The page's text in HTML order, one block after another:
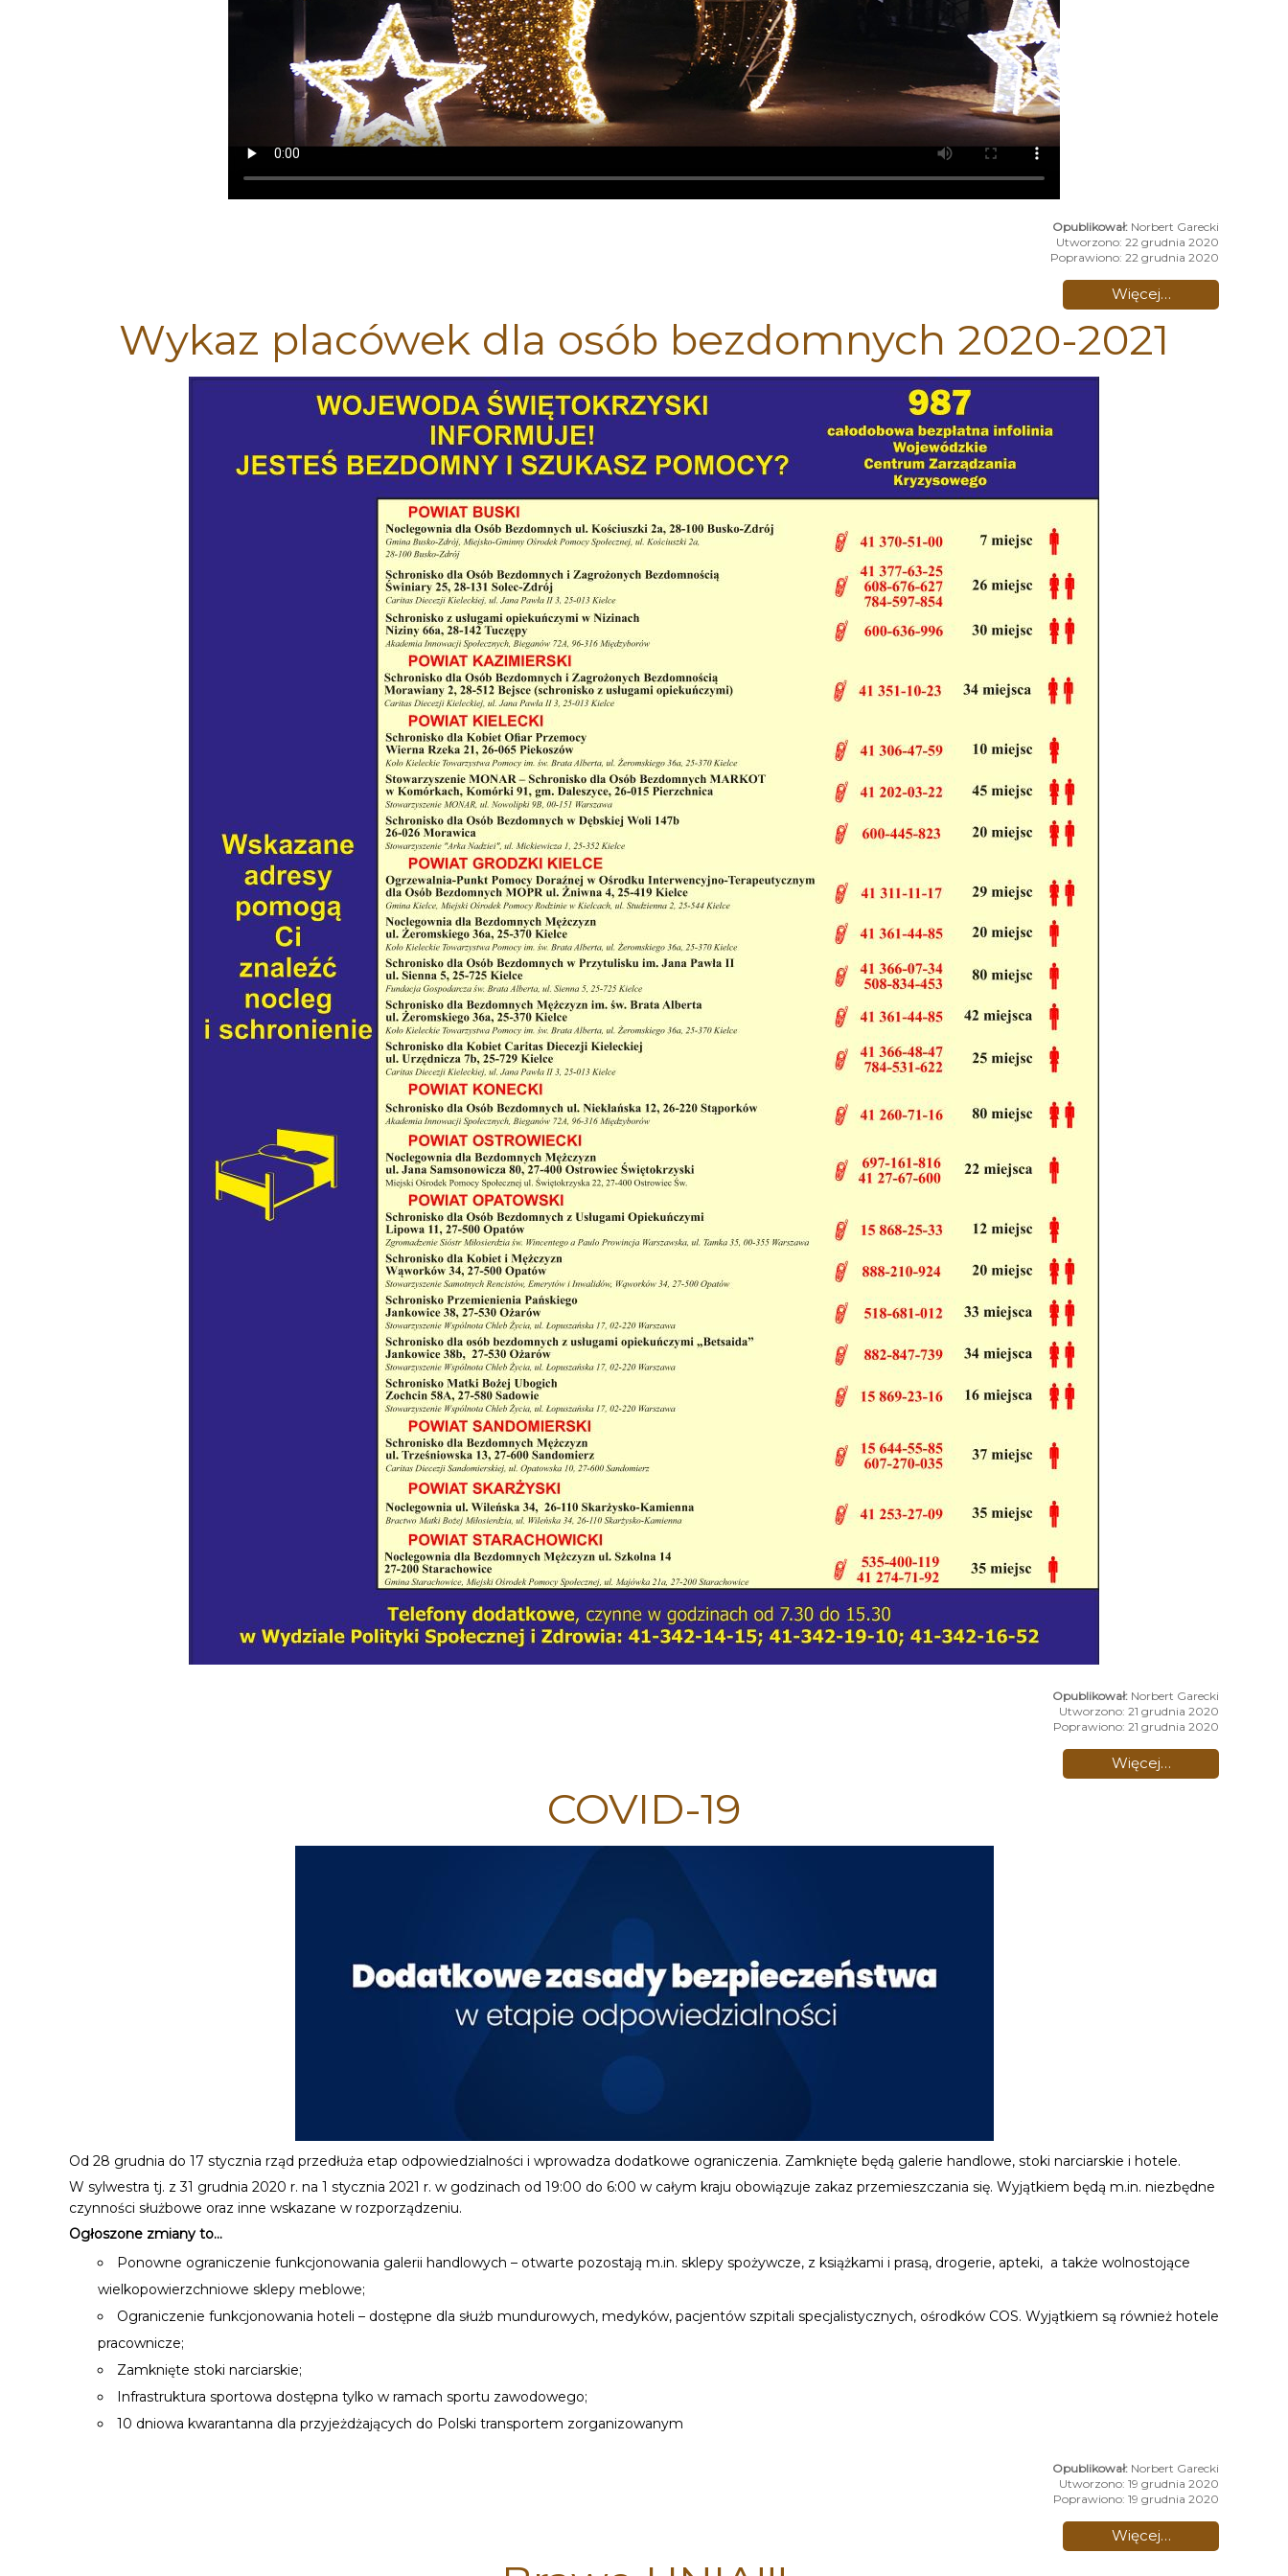
Norbert Garecki
Utworzono: 22 grudnia 2020
Poprawiono: 22 grudnia 2020
Więcej…
Wykaz placówek dla osób bezdomnych 2020-2021
Norbert Garecki
Utworzono: 21 grudnia 2020
Poprawiono: 21 grudnia 2020
Więcej…
COVID-19
Od 28 grudnia do 17 stycznia rząd przedłuża etap odpowiedzialności i wprowadza dodatkowe ograniczenia. Zamknięte będą galerie handlowe, stoki narciarskie i hotele.
W sylwestra tj. z 31 grudnia 2020 r. na 1 stycznia 2021 r. w godzinach od 19:00 do 6:00 w całym kraju obowiązuje zakaz przemieszczania się. Wyjątkiem będą m.in. niezbędne
czynności służbowe oraz inne wskazane w rozporządzeniu.
Ogłoszone zmiany to...
Ponowne ograniczenie funkcjonowania galerii handlowych – otwarte pozostają m.in. sklepy spożywcze, z książkami i prasą, drogerie, apteki, a także wolnostojące
wielkopowierzchniowe sklepy meblowe;
Ograniczenie funkcjonowania hoteli – dostępne dla służb mundurowych, medyków, pacjentów szpitali specjalistycznych, ośrodków COS. Wyjątkiem są również hotele
pracownicze;
Zamknięte stoki narciarskie;
Infrastruktura sportowa dostępna tylko w ramach sportu zawodowego;
10 dniowa kwarantanna dla przyjeżdżających do Polski transportem zorganizowanym
Norbert Garecki
Utworzono: 19 grudnia 2020
Poprawiono: 19 grudnia 2020
Więcej…